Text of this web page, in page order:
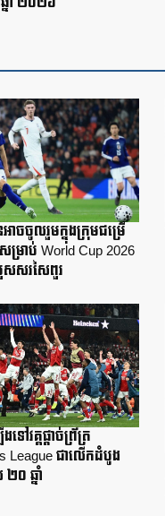
ាចចូលរួមក្នុងក្រុមជម្រើ
រាប់ World Cup 2026
សរសៃពួរ
ៅវគ្គផ្តាច់ព្រ័ត្រ
League ជាលើកដំបូង
០ ឆ្នាំ